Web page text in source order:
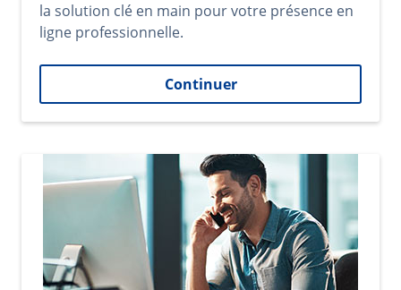
la solution clé en main pour votre présence en
ligne professionnelle.
Continuer